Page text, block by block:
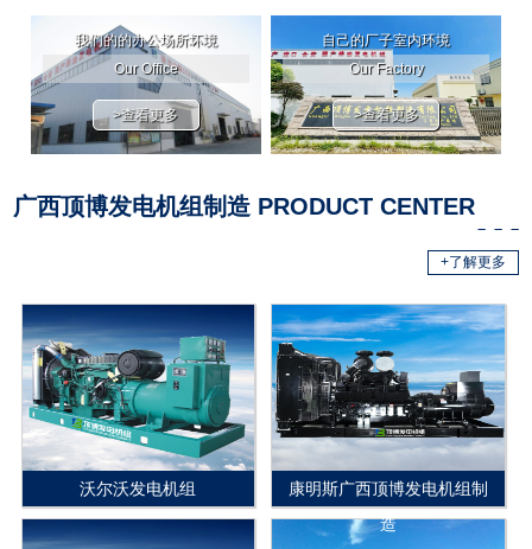
遥监控、低噪音及移动式、自动化并网系统等特殊电力需求。 公司工
艺设备先进，产品质量可靠，服务网络健全，严格按国际质量体系管
理。产品已经通过ISO9001-2015质量体系认证，ISO14001:2015环
境管理体系认证，GB/T28001-2011职位健康安全管理体系认证。无
论是在性......
我们的的办公场所坏境
Our Office
>查看更多
自己的厂子室内环境
Our Factory
>查看更多
广西顶博发电机组制造 PRODUCT CENTER
+了解更多
沃尔沃发电机组
康明斯广西顶博发电机组制
造